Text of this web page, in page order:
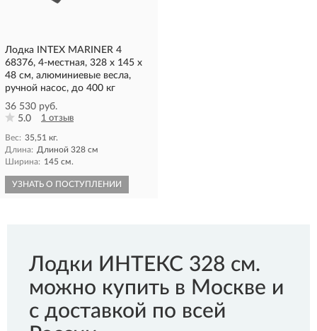
Лодка INTEX MARINER 4
68376, 4-местная, 328 х 145 х
48 см, алюминиевые весла,
ручной насос, до 400 кг
36 530 руб.
5.0
1 отзыв
Вес: 35,51 кг.
Длина: Длиной 328 см
Ширина: 145 см.
УЗНАТЬ О ПОСТУПЛЕНИИ
Лодки ИНТЕКС 328 см.
можно купить в Москве и
с доставкой по всей